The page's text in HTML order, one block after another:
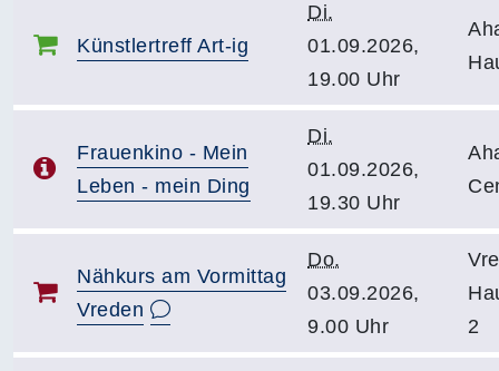
Künstlertreff Art-ig
Di.
01.09.2026,
19.00 Uhr
Frauenkino - Mein
Leben - mein Ding
Di.
01.09.2026,
19.30 Uhr
Nähkurs am Vormittag
Vreden
Do.
03.09.2026,
9.00 Uhr
2